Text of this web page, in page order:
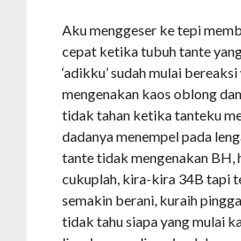
Aku menggeser ke tepi
cepat ketika tubuh tante
‘adikku’ sudah mulai
mengenakan kaos oblong
tidak tahan ketika tanteku
dadanya menempel pada
tante tidak mengenakan BH,
cukuplah, kira-kira 34B tapi
semakin berani, kuraih
tidak tahu siapa yang mulai